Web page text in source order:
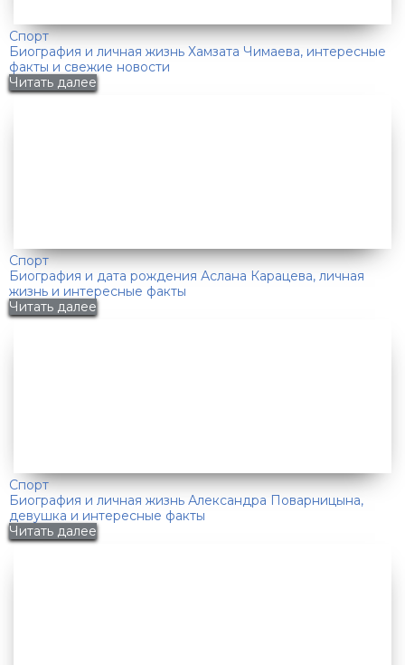
Спорт
Биография и личная жизнь Хамзата Чимаева, интересные
факты и свежие новости
Читать далее
Спорт
Биография и дата рождения Аслана Карацева, личная
жизнь и интересные факты
Читать далее
Спорт
Биография и личная жизнь Александра Поварницына,
девушка и интересные факты
Читать далее